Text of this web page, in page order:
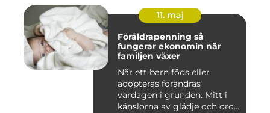
11. maj
Föräldrapenning så
fungerar ekonomin när
familjen växer
När ett barn föds eller
adopteras förändras
vardagen i grunden. Mitt i
känslorna av glädje och oro